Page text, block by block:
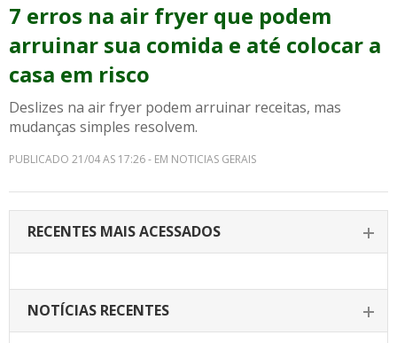
7 erros na air fryer que podem
arruinar sua comida e até colocar a
casa em risco
Deslizes na air fryer podem arruinar receitas, mas
mudanças simples resolvem.
PUBLICADO 21/04 AS 17:26 - EM NOTICIAS GERAIS
RECENTES MAIS ACESSADOS
NOTÍCIAS RECENTES